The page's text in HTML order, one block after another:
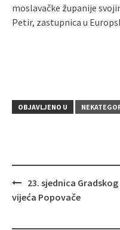
moslavačke županije
Petir, zastupnica u
OBJAVLJENO U
Navigacija
objava
23. sjednica Gradskog
vijeća Popovače